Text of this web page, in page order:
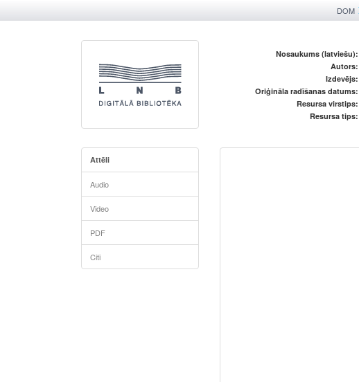
DOM
Nosaukums (latviešu):
Autors:
Izdevējs:
Oriģināla radīšanas datums:
Resursa virstips:
Resursa tips:
Attēli
Audio
Video
PDF
Citi